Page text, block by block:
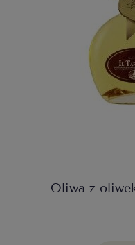
Oliwa z